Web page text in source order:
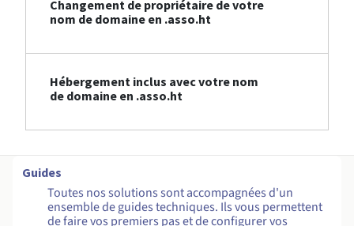
Changement de propriétaire de votre
nom de domaine en .asso.ht
Hébergement inclus avec votre nom
de domaine en .asso.ht
Guides
Toutes nos solutions sont accompagnées d'un
ensemble de guides techniques. Ils vous permettent
de faire vos premiers pas et de configurer vos